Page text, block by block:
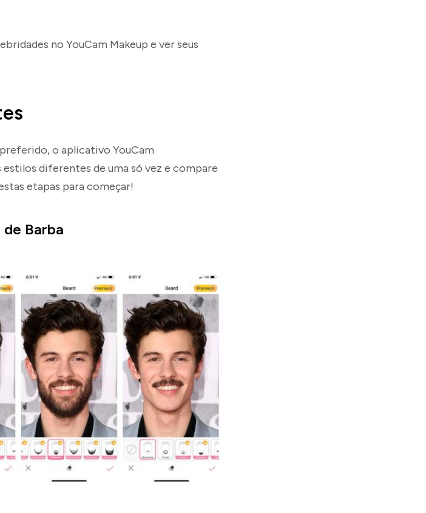
no YouCam Makeup e ver seus
o aplicativo YouCam
diferentes de uma só vez e compare
etapas para começar!
Barba